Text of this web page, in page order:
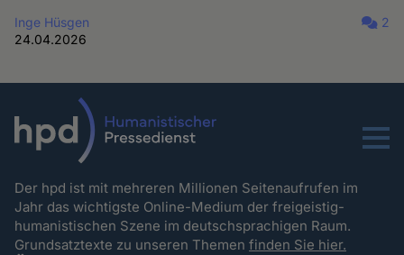
Inge Hüsgen
24.04.2026
2
Menu
Der hpd ist mit mehreren Millionen Seitenaufrufen im
Jahr das wichtigste Online-Medium der freigeistig-
humanistischen Szene im deutschsprachigen Raum.
Grundsatztexte zu unseren Themenfinden Sie hier.